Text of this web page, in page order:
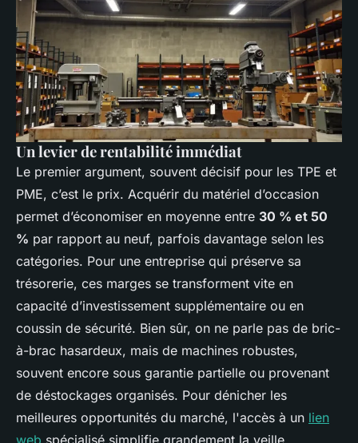
Un levier de rentabilité immédiat
Le premier argument, souvent décisif pour les TPE et
PME, c’est le prix. Acquérir du matériel d’occasion
permet d’économiser en moyenne entre 30 % et 50
% par rapport au neuf, parfois davantage selon les
catégories. Pour une entreprise qui préserve sa
trésorerie, ces marges se transforment vite en
capacité d’investissement supplémentaire ou en
coussin de sécurité. Bien sûr, on ne parle pas de bric-
à-brac hasardeux, mais de machines robustes,
souvent encore sous garantie partielle ou provenant
de déstockages organisés. Pour dénicher les
meilleures opportunités du marché, l'accès à un lien